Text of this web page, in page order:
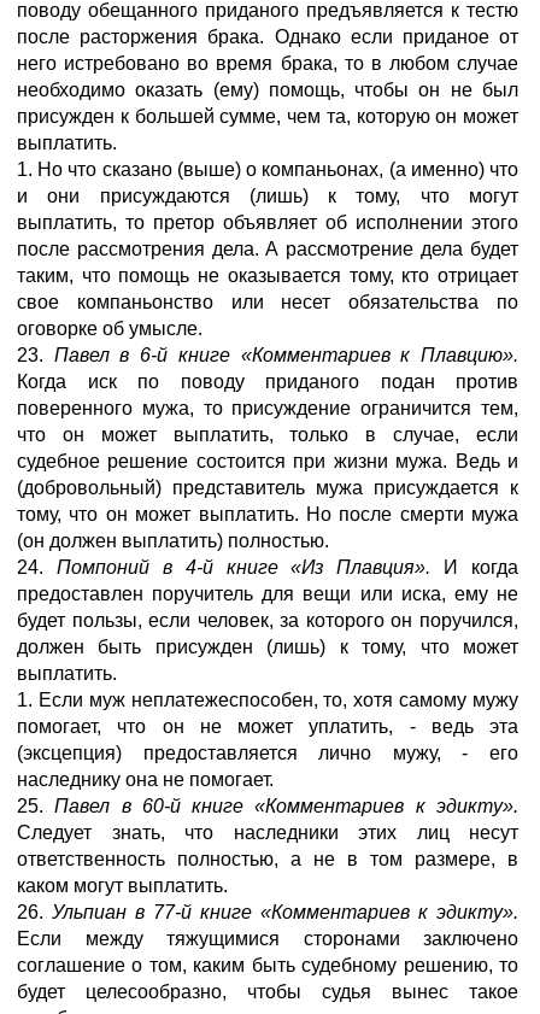
поводу обещанного приданого предъявляется к тестю
после расторжения брака. Однако если приданое от
него истребовано во время брака, то в любом случае
необходимо оказать (ему) помощь, чтобы он не был
присужден к большей сумме, чем та, которую он может
выплатить.
1. Но что сказано (выше) о компаньонах, (а именно) что
и они присуждаются (лишь) к тому, что могут
выплатить, то претор объявляет об исполнении этого
после рассмотрения дела. А рассмотрение дела будет
таким, что помощь не оказывается тому, кто отрицает
свое компаньонство или несет обязательства по
оговорке об умысле.
23. Павел в 6-й книге «Комментариев к Плавцию».
Когда иск по поводу приданого подан против
поверенного мужа, то присуждение ограничится тем,
что он может выплатить, только в случае, если
судебное решение состоится при жизни мужа. Ведь и
(добровольный) представитель мужа присуждается к
тому, что он может выплатить. Но после смерти мужа
(он должен выплатить) полностью.
24. Помпоний в 4-й книге «Из Плавция».
И когда
предоставлен поручитель для вещи или иска, ему не
будет пользы, если человек, за которого он поручился,
должен быть присужден (лишь) к тому, что может
выплатить.
1. Если муж неплатежеспособен, то, хотя самому мужу
помогает, что он не может уплатить, - ведь эта
(эксцепция) предоставляется лично мужу, - его
наследнику она не помогает.
25.Павел в 60-й книге «Комментариев к эдикту».
Следует знать, что наследники этих лиц несут
ответственность полностью, а не в том размере, в
каком могут выплатить.
26. Ульпиан в 77-й книге «Комментариев к эдикту».
Если между тяжущимися сторонами заключено
соглашение о том, каким быть судебному решению, то
будет целесообразно, чтобы судья вынес такое